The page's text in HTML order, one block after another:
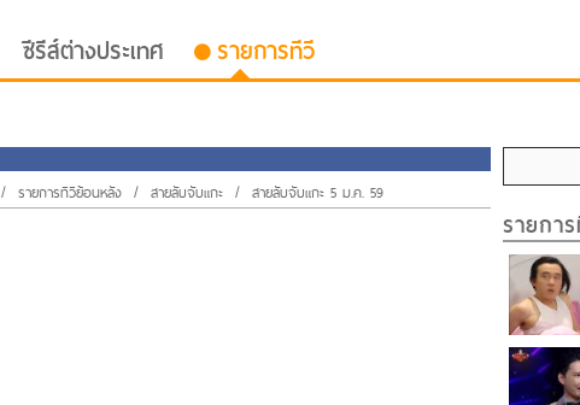
ซีรีส์ต่างประเทศ รายการทีวี
/ รายการทีวีย้อนหลัง / สายลับจับแกะ / สายลับจับแกะ 5 ม.ค. 59
รายกา